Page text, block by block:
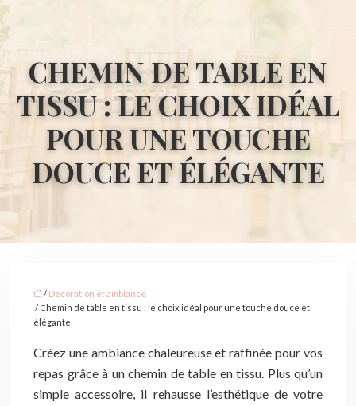
CHEMIN DE TABLE EN
TISSU : LE CHOIX IDÉAL
POUR UNE TOUCHE
DOUCE ET ÉLÉGANTE
/ Décoration et ambiance
/ Chemin de table en tissu : le choix idéal pour une touche douce et
élégante
Créez une ambiance chaleureuse et raffinée pour vos
repas grâce à un chemin de table en tissu. Plus qu’un
simple accessoire, il rehausse l’esthétique de votre